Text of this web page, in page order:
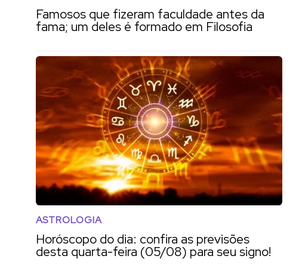
Famosos que fizeram faculdade antes da
fama; um deles é formado em Filosofia
ASTROLOGIA
Horóscopo do dia: confira as previsões
desta quarta-feira (05/08) para seu signo!